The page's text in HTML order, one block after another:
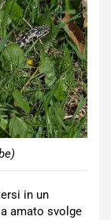
in un
amato svolge